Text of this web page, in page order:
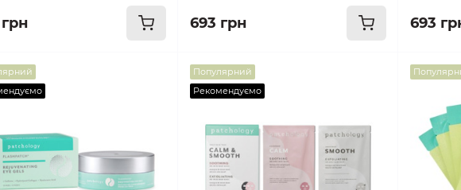
693 грн 693
Популярний
Рекомендуємо